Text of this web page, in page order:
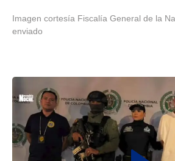
Imagen cortesía Fiscalía General de la
enviado